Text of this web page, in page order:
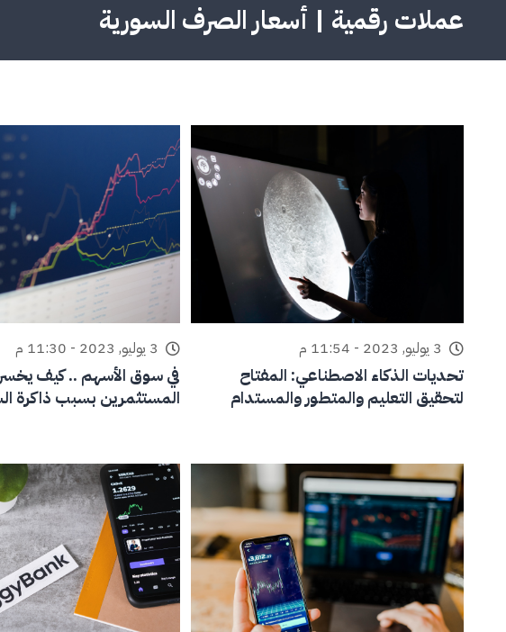
عملات رقمية | أسعار الصرف السورية
3 يوليو, 2023 - 11:54 م
تحديات الذكاء الاصطناعي: المفتاح
لتحقيق التعليم والمتطور والمستدام
3 يوليو, 2023 - 11:30 م
في سوق الأسهم .. كيف
المستثمرين بسبب ذاكرة